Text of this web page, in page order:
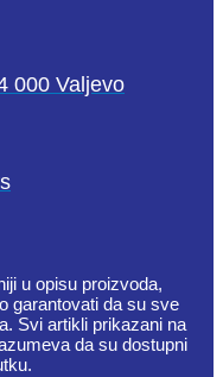
000 Valjevo
u opisu proizvoda,
garantovati da su sve
Svi artikli prikazani na
da su dostupni